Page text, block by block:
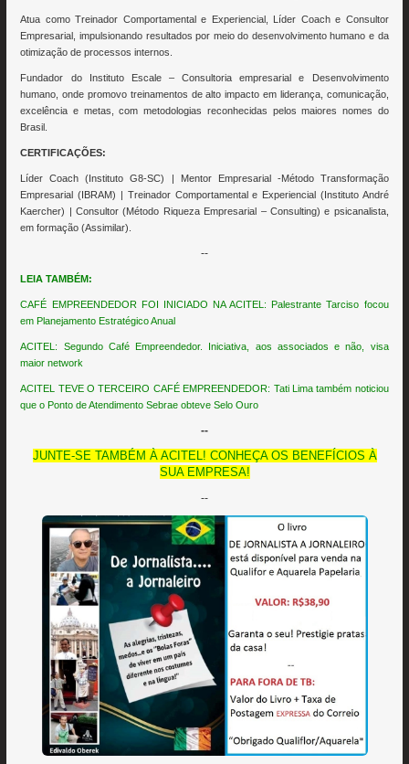
Atua como Treinador Comportamental e Experiencial, Líder Coach e Consultor
Empresarial, impulsionando resultados por meio do desenvolvimento humano e da
otimização de processos internos.
Fundador do Instituto Escale – Consultoria empresarial e Desenvolvimento
humano, onde promovo treinamentos de alto impacto em liderança, comunicação,
excelência e metas, com metodologias reconhecidas pelos maiores nomes do
Brasil.
CERTIFICAÇÕES:
Líder Coach (Instituto G8-SC) | Mentor Empresarial -Método Transformação
Empresarial (IBRAM) | Treinador Comportamental e Experiencial (Instituto André
Kaercher) | Consultor (Método Riqueza Empresarial – Consulting) e psicanalista,
em formação (Assimilar).
--
LEIA TAMBÉM:
CAFÉ EMPREENDEDOR FOI INICIADO NA ACITEL: Palestrante Tarciso focou
em Planejamento Estratégico Anual
ACITEL: Segundo Café Empreendedor. Iniciativa, aos associados e não, visa
maior network
ACITEL TEVE O TERCEIRO CAFÉ EMPREENDEDOR: Tati Lima também noticiou
que o Ponto de Atendimento Sebrae obteve Selo Ouro
--
JUNTE-SE TAMBÉM À ACITEL! CONHEÇA OS BENEFÍCIOS À
SUA EMPRESA!
--